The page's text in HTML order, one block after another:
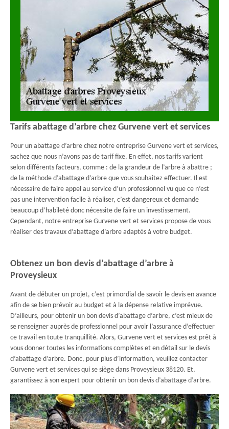
Tarifs abattage d’arbre chez Gurvene vert et services
Pour un abattage d’arbre chez notre entreprise Gurvene vert et services,
sachez que nous n’avons pas de tarif fixe. En effet, nos tarifs varient
selon différents facteurs, comme : de la grandeur de l’arbre à abattre ;
de la méthode d’abattage d’arbre que vous souhaitez effectuer. Il est
nécessaire de faire appel au service d’un professionnel vu que ce n’est
pas une intervention facile à réaliser, c’est dangereux et demande
beaucoup d’habileté donc nécessite de faire un investissement.
Cependant, notre entreprise Gurvene vert et services propose de vous
réaliser des travaux d’abattage d’arbre adaptés à votre budget.
Obtenez un bon devis d’abattage d’arbre à
Proveysieux
Avant de débuter un projet, c’est primordial de savoir le devis en avance
afin de se bien prévoir au budget et à la dépense relative imprévue.
D’ailleurs, pour obtenir un bon devis d’abattage d’arbre, c’est mieux de
se renseigner auprès de professionnel pour avoir l’assurance d’effectuer
ce travail en toute tranquillité. Alors, Gurvene vert et services est prêt à
vous donner toutes les informations complètes et en détail sur le devis
d’abattage d’arbre. Donc, pour plus d’information, veuillez contacter
Gurvene vert et services qui se siège dans Proveysieux 38120. Et,
garantissez à son expert pour obtenir un bon devis d’abattage d’arbre.